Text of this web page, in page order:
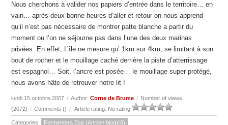
Nous cherchons à valider nos papiers d’entrée dans le territoire… en
vain… après deux bonne heures d’aller et retour on nous apprend
qu’il n’est pas nécessaire de montrer patte blanche a partir du
moment ou l’on ne séjourne pas dans l’une des deux marinas
privées. En effet, L’île ne mesure qu’ 1km sur 4km, se limitant à son
bout de rocher et le mouillage caché derrière la piste d’atterrissage
est espagnol… Soit, l’ancre est posée… le mouillage super protégé,
nous avons hâte de retrouver notre lit !
lundi 15 octobre 2007 / Author:Corne de Brume / Number of views
(2072) / Comments () / Article rating: No rating
Categories: Formentera Esp (Ancien blog)(6)